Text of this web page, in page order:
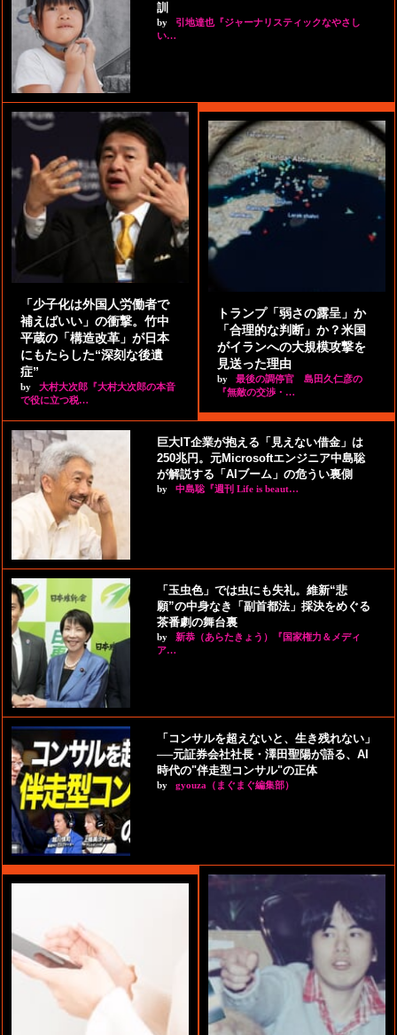
訓
by
引地達也『ジャーナリスティックなやさし
い…
「少子化は外国人労働者で
補えばいい」の衝撃。竹中
平蔵の「構造改革」が日本
にもたらした“深刻な後遺
症”
by
大村大次郎『大村大次郎の本音
で役に立つ税…
トランプ「弱さの露呈」か
「合理的な判断」か？米国
がイランへの大規模攻撃を
見送った理由
by
最後の調停官 島田久仁彦の
『無敵の交渉・…
巨大IT企業が抱える「見えない借金」は
250兆円。元Microsoftエンジニア中島聡
が解説する「AIブーム」の危うい裏側
by 中島聡『週刊 Life is beaut…
「玉虫色」では虫にも失礼。維新“悲
願”の中身なき「副首都法」採決をめぐる
茶番劇の舞台裏
by
新恭（あらたきょう）『国家権力＆メディ
ア…
「コンサルを超えないと、生き残れない」
──元証券会社社長・澤田聖陽が語る、AI
時代の"伴走型コンサル"の正体
by gyouza（まぐまぐ編集部）